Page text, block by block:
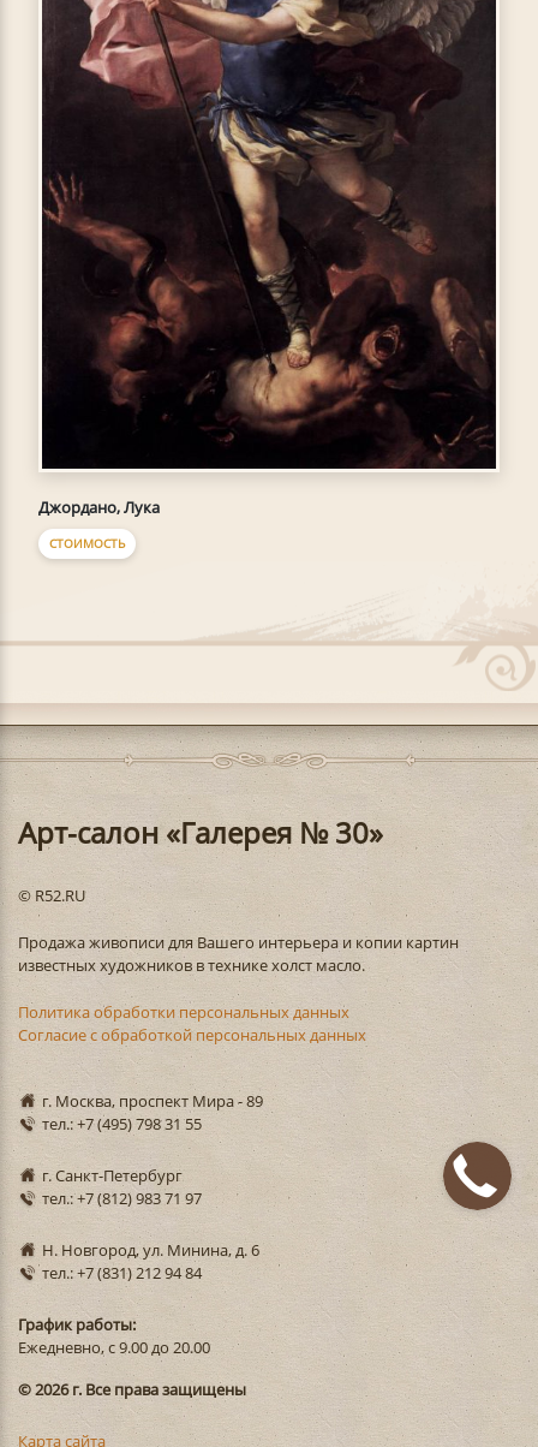
Джордано, Лука
СТОИМОСТЬ
Арт-салон «Галерея № 30»
© R52.RU
Продажа живописи для Вашего интерьера и копии картин
известных художников в технике холст масло.
Политика обработки персональных данных
Согласие с обработкой персональных данных
г. Москва, проспект Мира - 89
тел.: +7 (495) 798 31 55
г. Санкт-Петербург
тел.: +7 (812) 983 71 97
Н. Новгород, ул. Минина, д. 6
тел.: +7 (831) 212 94 84
График работы:
Ежедневно, с 9.00 до 20.00
© 2026 г. Все права защищены
Карта сайта